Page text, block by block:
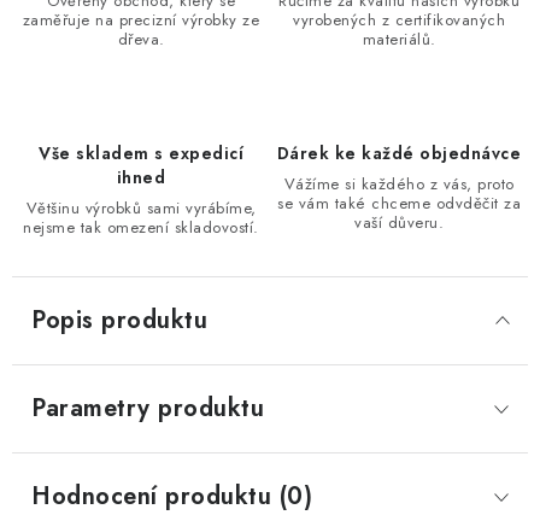
zaměřuje na precizní výrobky ze
dřeva.
vyrobených z certifikovaných
materiálů.
Vše skladem s expedicí
ihned
Většinu výrobků sami vyrábíme,
nejsme tak omezení skladovostí.
Dárek ke každé objednávce
Vážíme si každého z vás, proto
se vám také chceme odvděčit za
vaší důveru.
Popis produktu
Parametry produktu
Hodnocení produktu (0)